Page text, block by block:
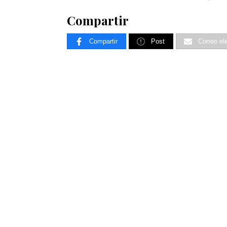
Compartir
Compartir Post Correo